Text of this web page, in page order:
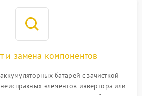
и замена компонентов
батарей с зачисткой
элементов инвертора или